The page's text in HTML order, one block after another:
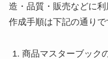
造・品質・販売などに利
作成手順は下記の通りで
商品マスターブック